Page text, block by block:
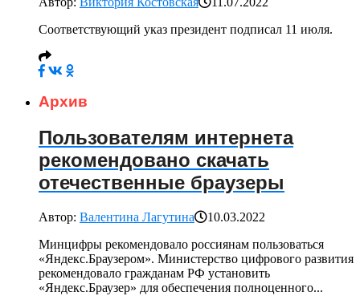
Соответствующий указ президент подписал 11 июля.
Архив
Пользователям интернета
рекомендовано скачать
отечественные браузеры
Автор: Валентина Лагутина
10.03.2022
Минцифры рекомендовало россиянам пользоваться
«Яндекс.Браузером». Министерство цифрового развития
рекомендовало гражданам РФ установить
«Яндекс.Браузер» для обеспечения полноценного...